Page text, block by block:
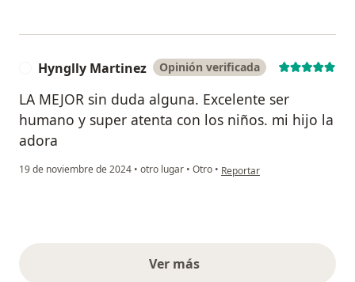
Hynglly Martinez Opinión verificada
LA MEJOR sin duda alguna. Excelente ser
humano y super atenta con los niños. mi hijo la
adora
19 de noviembre de 2024 • otro lugar • Otro • en opinión del usuario
Reportar
Ver másopiniones anteriores